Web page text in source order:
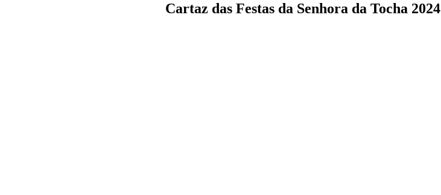
Cartaz das Festas da Senhora da Tocha 2024